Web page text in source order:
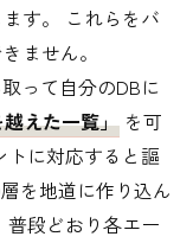
す。 これらをバ
ません。
って自分のDBに
えた一覧」 を可
トに対応すると謳
を地道に作り込ん
段どおり各エー